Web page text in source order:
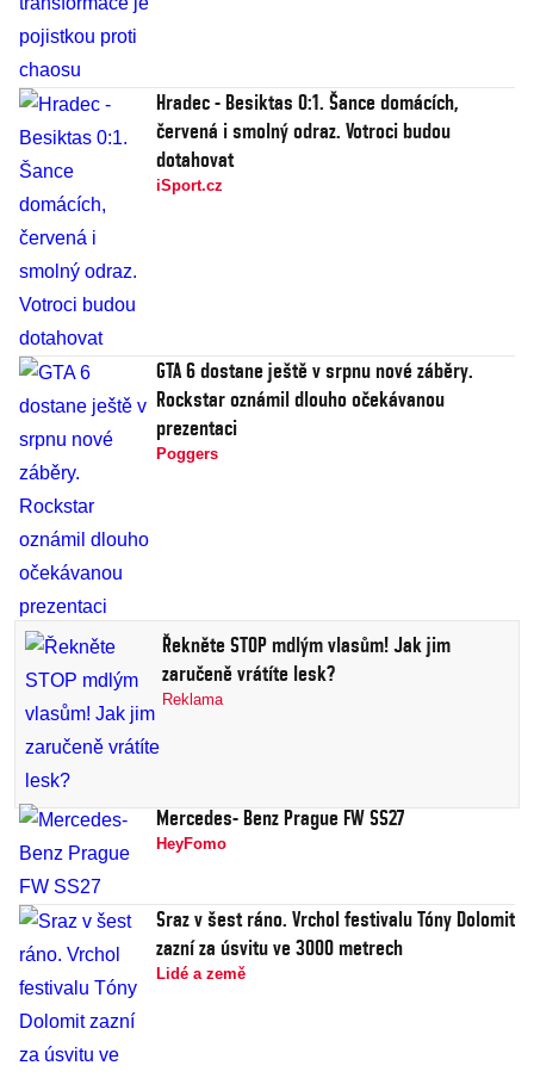
Hradec - Besiktas 0:1. Šance domácích,
červená i smolný odraz. Votroci budou
dotahovat
iSport.cz
GTA 6 dostane ještě v srpnu nové záběry.
Rockstar oznámil dlouho očekávanou
prezentaci
Poggers
Řekněte STOP mdlým vlasům! Jak jim
zaručeně vrátíte lesk?
Reklama
Mercedes- Benz Prague FW SS27
HeyFomo
Sraz v šest ráno. Vrchol festivalu Tóny Dolomit
zazní za úsvitu ve 3000 metrech
Lidé a země